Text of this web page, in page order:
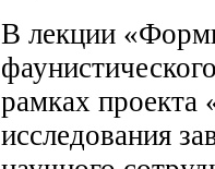
В лекции
рамках проекта
исследования